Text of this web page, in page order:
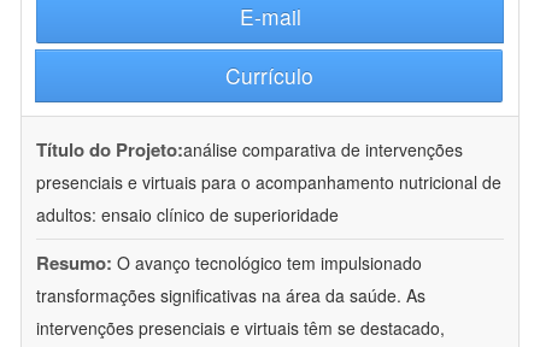
E-mail
Currículo
Título do Projeto:análise comparativa de intervenções
presenciais e virtuais para o acompanhamento nutricional de
adultos: ensaio clínico de superioridade
Resumo: O avanço tecnológico tem impulsionado
transformações significativas na área da saúde. As
intervenções presenciais e virtuais têm se destacado,